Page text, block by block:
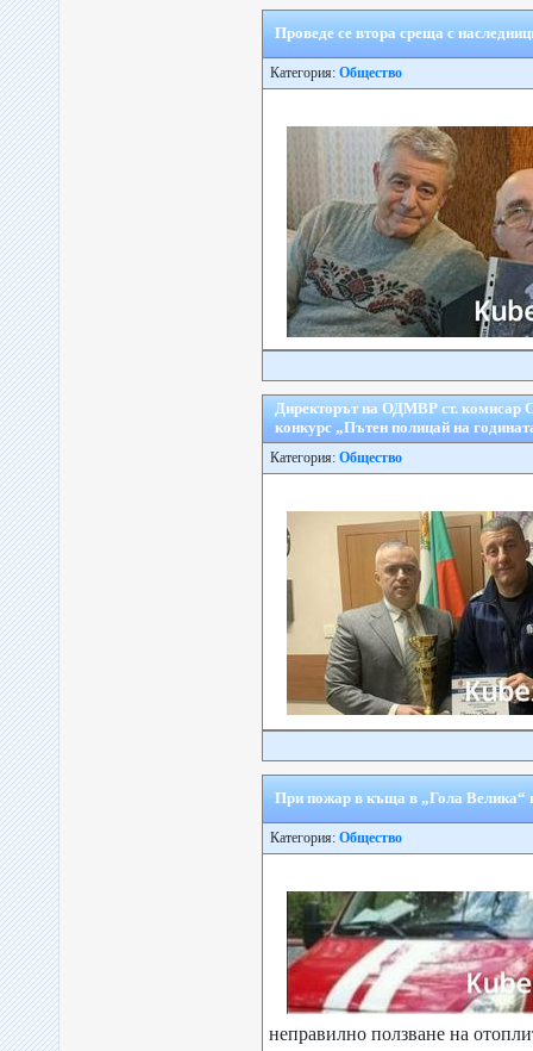
Проведе се втора среща с
Категория: Общество
Директорът на ОДМВР ст. комисар
конкурс „Пътен полицай на
Категория: Общество
При пожар в къща в „Гола Велика“
Категория: Общество
неправилно ползване на